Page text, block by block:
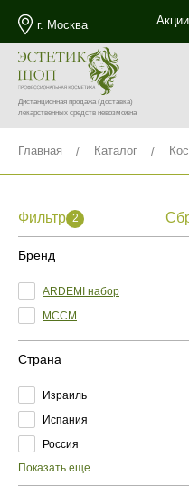
г. Москва
Дистанционная продажа(доставка)
лекарственных средств невозможна
Главная Каталог
Фильтр 2
Бренд
ARDEMI набор
MCCM
Страна
Израиль
Испания
Россия
Показать еще